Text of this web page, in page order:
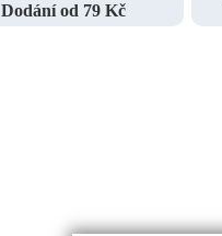
Dodání od 79 Kč